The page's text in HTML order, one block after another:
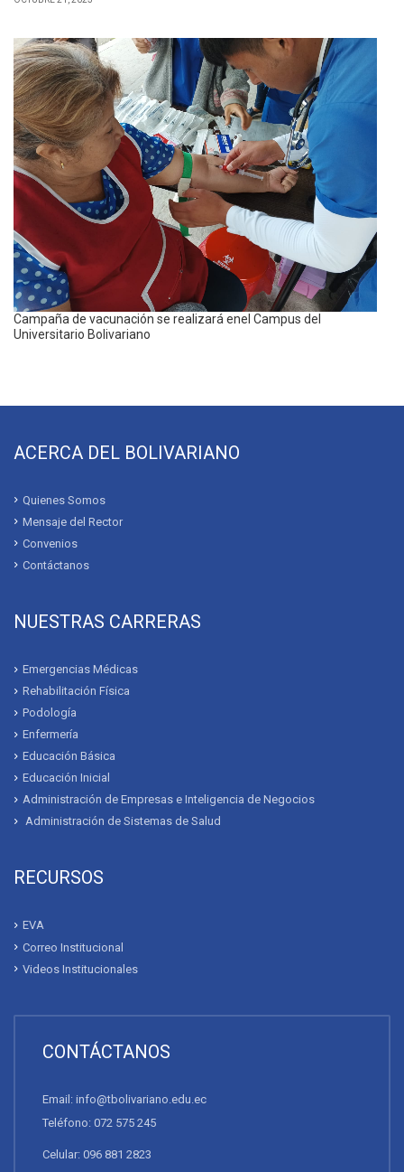
Campaña de vacunación se realizará enel Campus del
Universitario Bolivariano
ACERCA DEL BOLIVARIANO
Quienes Somos
Mensaje del Rector
Convenios
Contáctanos
NUESTRAS CARRERAS
Emergencias Médicas
Rehabilitación Física
Podología
Enfermería
Educación Básica
Educación Inicial
Administración de Empresas e Inteligencia de Negocios
Administración de Sistemas de Salud
RECURSOS
EVA
Correo Institucional
Videos Institucionales
CONTÁCTANOS
Email: info@tbolivariano.edu.ec
Teléfono: 072 575 245
Celular: 096 881 2823